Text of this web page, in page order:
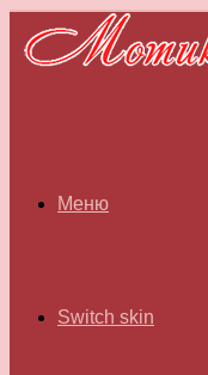
Меню
Switch skin